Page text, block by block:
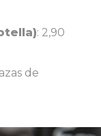
: 2,90
de